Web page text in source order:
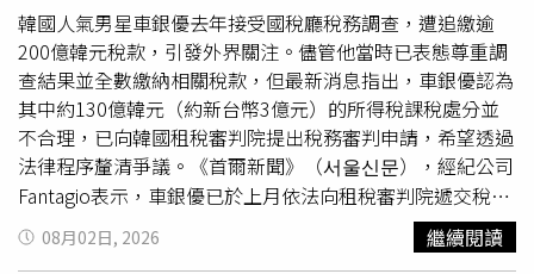
韓國人氣男星車銀優去年接受國稅廳稅務調查，遭追繳逾
200億韓元稅款，引發外界關注。儘管他當時已表態尊重調
查結果並全數繳納相關稅款，但最新消息指出，車銀優認為
其中約130億韓元（約新台幣3億元）的所得稅課稅處分並
不合理，已向韓國租稅審判院提出稅務審判申請，希望透過
法律程序釐清爭議。《首爾新聞》（서울신문），經紀公司
Fantagio表示，車銀優已於上月依法向租稅審判院遞交稅務
審判申請書，主張國稅廳的所得稅追繳處分有爭議，因此尋
求法律審查。經紀公司強調，此舉僅是依照法定程序維護自
08月02日, 2026 繼續閱讀